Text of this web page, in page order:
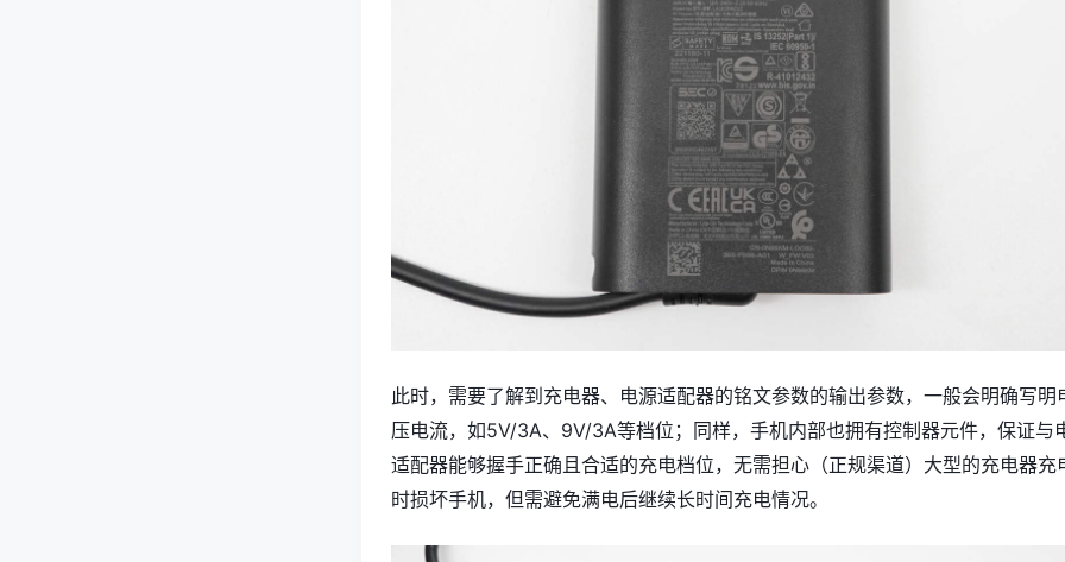
此时，需要了解到充电器、电源适配器的铭文参数的输出参数，一般会明确写明
压电流，如5V/3A、9V/3A等档位；同样，手机内部也拥有控制器元件，保证与
适配器能够握手正确且合适的充电档位，无需担心（正规渠道）大型的充电器充
时损坏手机，但需避免满电后继续长时间充电情况。